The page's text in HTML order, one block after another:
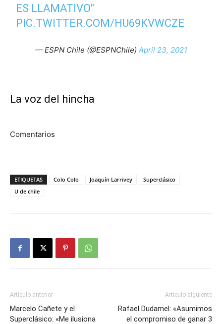
ES LLAMATIVO"
PIC.TWITTER.COM/HU69KVWCZE
— ESPN Chile (@ESPNChile) April 23, 2021
La voz del hincha
Comentarios
ETIQUETAS Colo Colo Joaquín Larrivey
Superclásico
U de chile
Artículo anterior
Marcelo Cañete y el
Superclásico: «Me ilusiona
Artículo siguiente
Rafael Dudamel: «Asumimos
el compromiso de ganar 3